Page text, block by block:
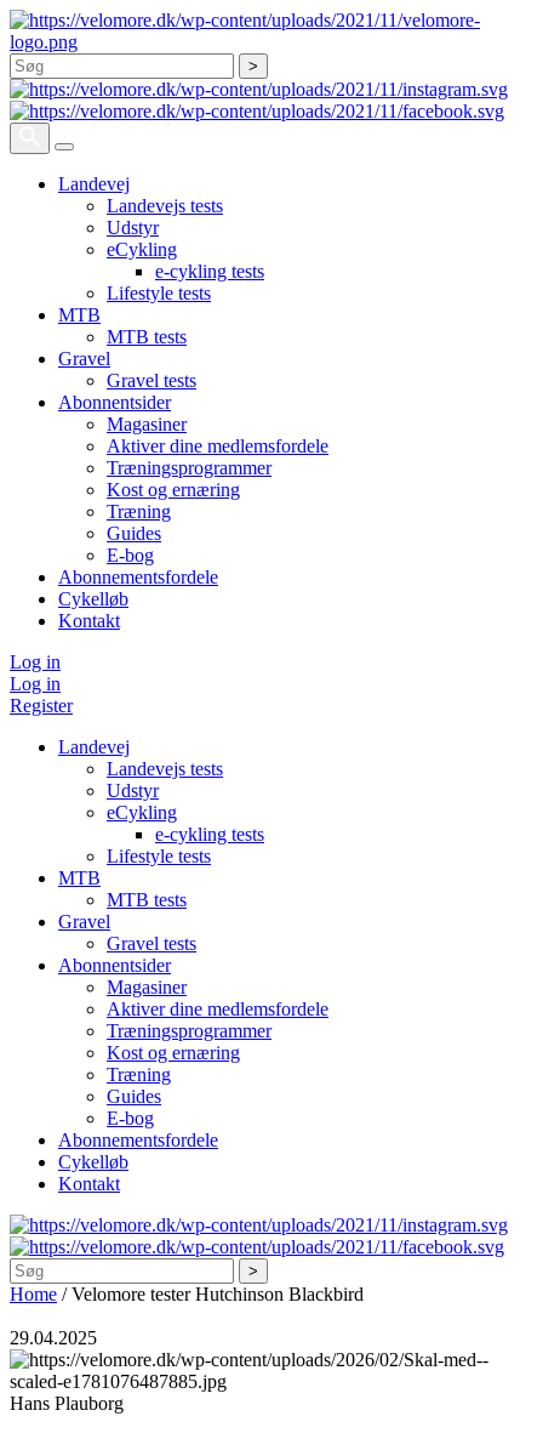
Søg
Landevej
Landevejs tests
Udstyr
eCykling
e-cykling tests
Lifestyle tests
MTB
MTB tests
Gravel
Gravel tests
Abonnentsider
Magasiner
Aktiver dine medlemsfordele
Træningsprogrammer
Kost og ernæring
Træning
Guides
E-bog
Abonnementsfordele
Cykelløb
Kontakt
Log in
Log in
Register
Landevej
Landevejs tests
Udstyr
eCykling
e-cykling tests
Lifestyle tests
MTB
MTB tests
Gravel
Gravel tests
Abonnentsider
Magasiner
Aktiver dine medlemsfordele
Træningsprogrammer
Kost og ernæring
Træning
Guides
E-bog
Abonnementsfordele
Cykelløb
Kontakt
Søg
Home /Velomore tester Hutchinson Blackbird
29.04.2025
Hans Plauborg